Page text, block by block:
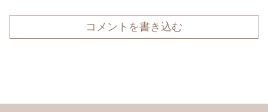
コメントを書き込む